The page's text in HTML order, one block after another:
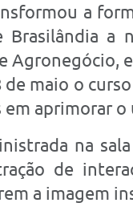
a
Brasilândia a
Agronegócio,
de maio o
aprimorar
na
de
a imagem